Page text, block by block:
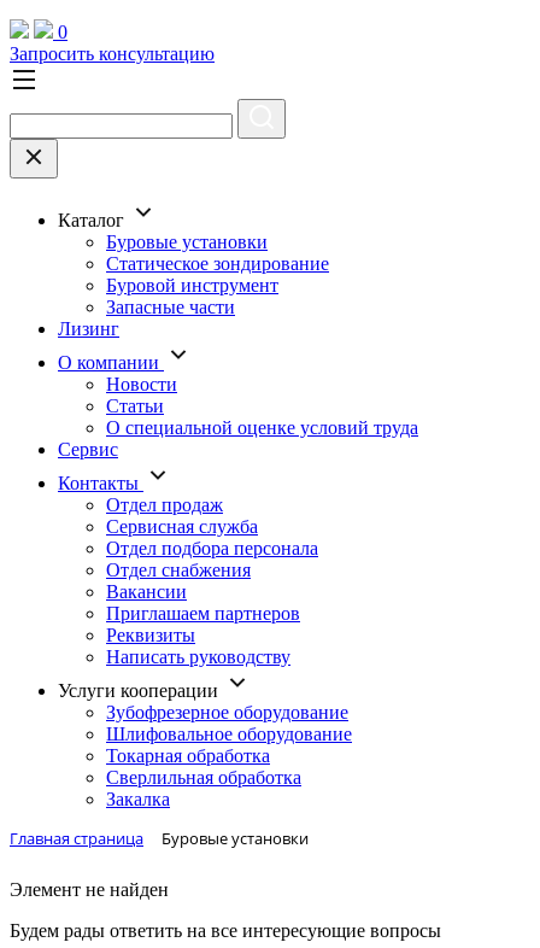
0
Запросить консультацию
Каталог
Буровые установки
Статическое зондирование
Буровой инструмент
Запасные части
Лизинг
О компании
Новости
Статьи
О специальной оценке условий труда
Сервис
Контакты
Отдел продаж
Сервисная служба
Отдел подбора персонала
Отдел снабжения
Вакансии
Приглашаем партнеров
Реквизиты
Написать руководству
Услуги кооперации
Зубофрезерное оборудование
Шлифовальное оборудование
Токарная обработка
Cверлильная обработка
Закалка
Главная страница Буровые установки
Элемент не найден
Будем рады ответить на все интересующие вопросы